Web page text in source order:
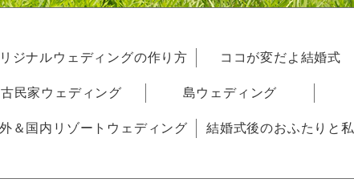
ジナルウェディングの作り方 ココが変だよ結婚式
古民家ウェディング 島ウェディング
＆国内リゾートウェディング 結婚式後のおふたりと私